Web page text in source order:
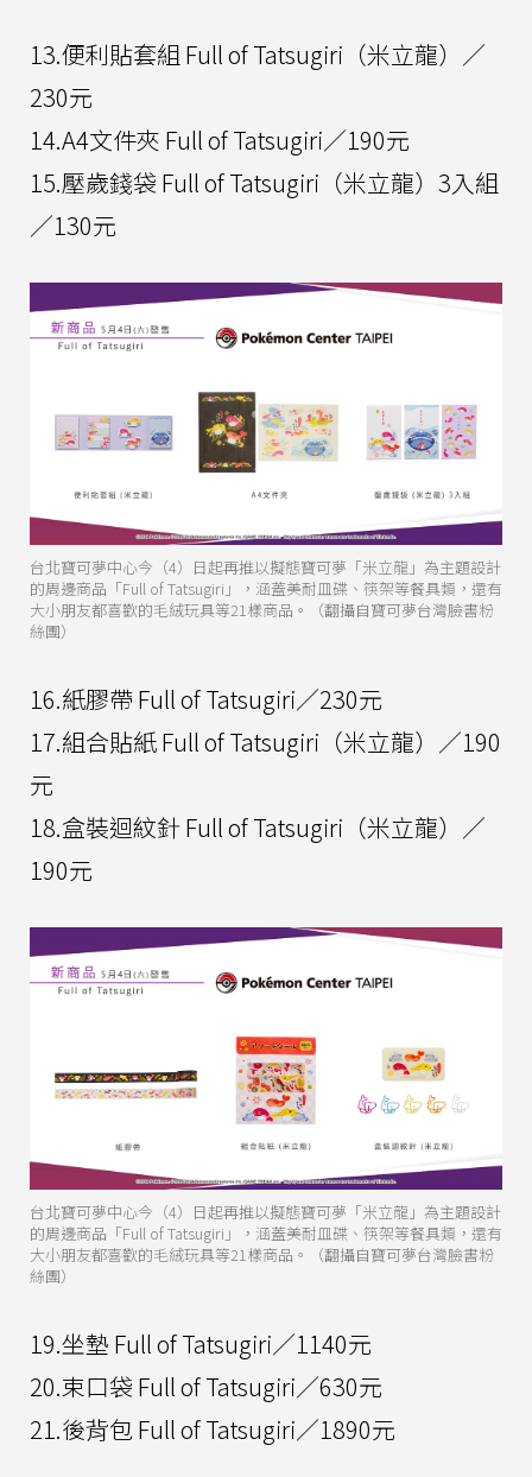
13.便利貼套組 Full of Tatsugiri（米立龍）／
230元
14.A4文件夾 Full of Tatsugiri／190元
15.壓歲錢袋 Full of Tatsugiri（米立龍）3入組
／130元
台北寶可夢中心今（4）日起再推以擬態寶可夢「米立龍」為主題設計
的周邊商品「Full of Tatsugiri」，涵蓋美耐皿碟、筷架等餐具類，還有
大小朋友都喜歡的毛絨玩具等21樣商品。（翻攝自寶可夢台灣臉書粉
絲團）
16.紙膠帶 Full of Tatsugiri／230元
17.組合貼紙 Full of Tatsugiri（米立龍）／190
元
18.盒裝迴紋針 Full of Tatsugiri（米立龍）／
190元
台北寶可夢中心今（4）日起再推以擬態寶可夢「米立龍」為主題設計
的周邊商品「Full of Tatsugiri」，涵蓋美耐皿碟、筷架等餐具類，還有
大小朋友都喜歡的毛絨玩具等21樣商品。（翻攝自寶可夢台灣臉書粉
絲團）
19.坐墊 Full of Tatsugiri／1140元
20.束口袋 Full of Tatsugiri／630元
21.後背包 Full of Tatsugiri／1890元